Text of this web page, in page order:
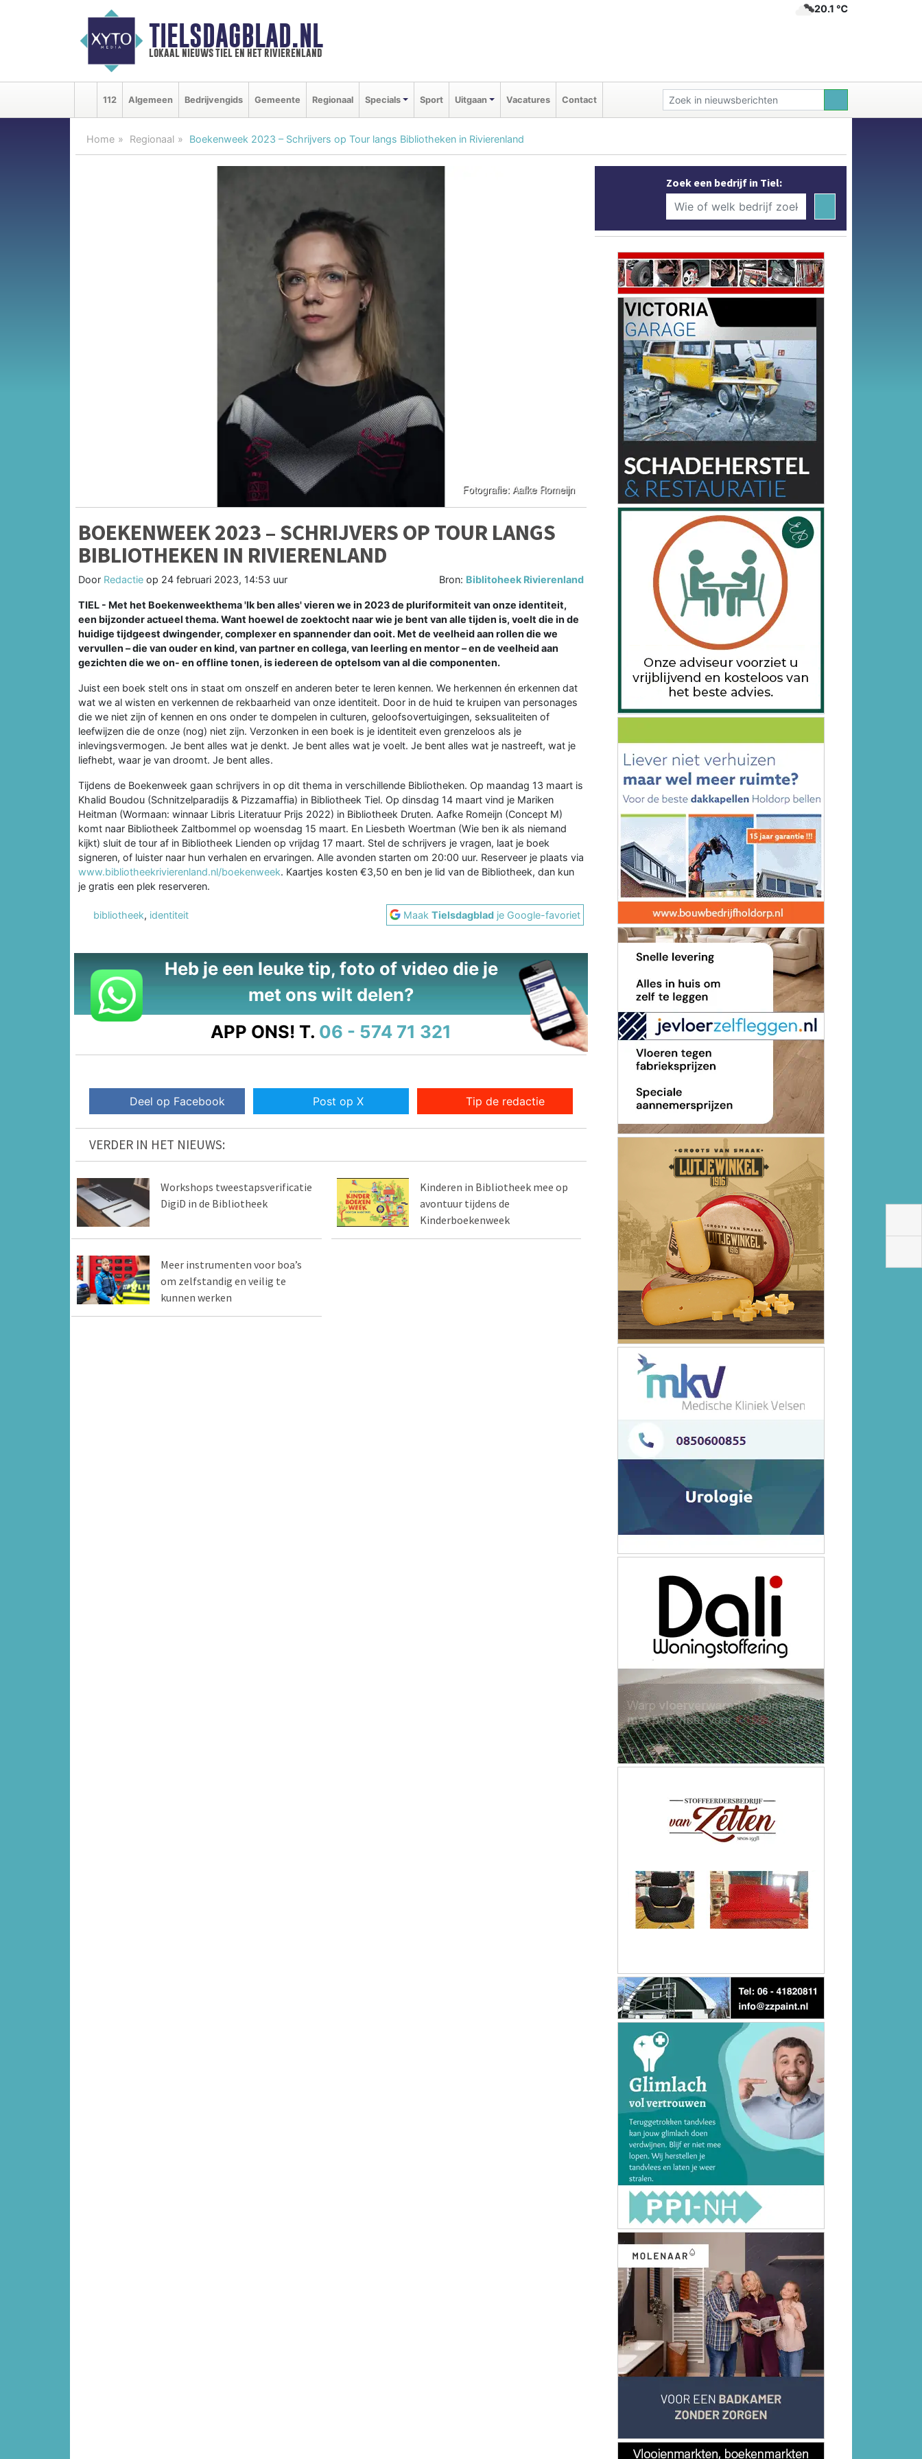
TIELSDAGBLAD.NL
lokaal nieuws tiel en het rivierenland
20.1 ℃
112 Algemeen Bedrijvengids Gemeente Regionaal Specials Sport Uitgaan Vacatures Contact
Home Regionaal Boekenweek 2023 – Schrijvers op Tour langs Bibliotheken in Rivierenland
BOEKENWEEK 2023 – SCHRIJVERS OP TOUR LANGS
BIBLIOTHEKEN IN RIVIERENLAND
Door Redactie op 24 februari 2023, 14:53 uur Bron: Biblitoheek Rivierenland
TIEL - Met het Boekenweekthema 'Ik ben alles' vieren we in 2023 de pluriformiteit van onze identiteit,
een bijzonder actueel thema. Want hoewel de zoektocht naar wie je bent van alle tijden is, voelt die in de
huidige tijdgeest dwingender, complexer en spannender dan ooit. Met de veelheid aan rollen die we
vervullen – die van ouder en kind, van partner en collega, van leerling en mentor – en de veelheid aan
gezichten die we on- en offline tonen, is iedereen de optelsom van al die componenten.
Juist een boek stelt ons in staat om onszelf en anderen beter te leren kennen. We herkennen én erkennen dat
wat we al wisten en verkennen de rekbaarheid van onze identiteit. Door in de huid te kruipen van personages
die we niet zijn of kennen en ons onder te dompelen in culturen, geloofsovertuigingen, seksualiteiten of
leefwijzen die de onze (nog) niet zijn. Verzonken in een boek is je identiteit even grenzeloos als je
inlevingsvermogen. Je bent alles wat je denkt. Je bent alles wat je voelt. Je bent alles wat je nastreeft, wat je
liefhebt, waar je van droomt. Je bent alles.
Tijdens de Boekenweek gaan schrijvers in op dit thema in verschillende Bibliotheken. Op maandag 13 maart is
Khalid Boudou (Schnitzelparadijs & Pizzamaffia) in Bibliotheek Tiel. Op dinsdag 14 maart vind je Mariken
Heitman (Wormaan: winnaar Libris Literatuur Prijs 2022) in Bibliotheek Druten. Aafke Romeijn (Concept M)
komt naar Bibliotheek Zaltbommel op woensdag 15 maart. En Liesbeth Woertman (Wie ben ik als niemand
kijkt) sluit de tour af in Bibliotheek Lienden op vrijdag 17 maart. Stel de schrijvers je vragen, laat je boek
signeren, of luister naar hun verhalen en ervaringen. Alle avonden starten om 20:00 uur. Reserveer je plaats via
www.bibliotheekrivierenland.nl/boekenweek. Kaartjes kosten €3,50 en ben je lid van de Bibliotheek, dan kun
je gratis een plek reserveren.
bibliotheek, identiteit MaakTielsdagblad je Google-favoriet
Heb je een leuke tip, foto of video die je
met ons wilt delen?
APP ONS! T. 06 - 574 71 321
Deel op Facebook Post op X Tip de redactie
VERDER IN HET NIEUWS:
Workshops tweestapsverificatie
DigiD in de Bibliotheek
Kinderen in Bibliotheek mee op
avontuur tijdens de
Kinderboekenweek
Meer instrumenten voor boa’s
om zelfstandig en veilig te
kunnen werken
Zoek een bedrijf in Tiel: